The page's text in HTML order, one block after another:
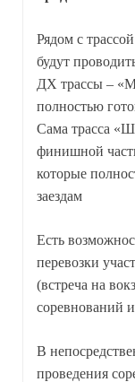
Рядом с
будут
ДХ трассы –
полностью
Сама трасса
финишной
которые
заездам
Есть
перевозки
(встреча на
соревнований
В
проведения